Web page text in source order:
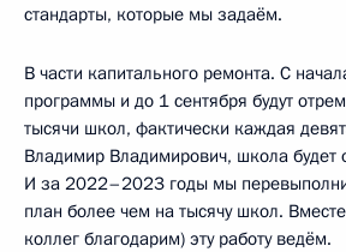
стандарты, которые мы задаём.
В части капитального ремонта. С
программы и до 1 сентября будут
тысячи школ, фактически каждая
Владимир Владимирович, школа будет
И за 2022–2023 годы мы
план более чем на тысячу школ.
коллег благодарим) эту работу ведём.